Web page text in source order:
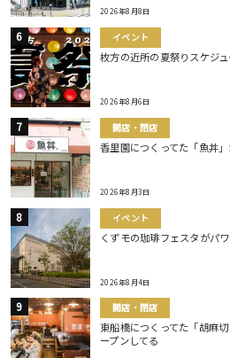
2026年8月8日
イベント
枚方の近所の夏祭りスケジ
2026年8月6日
開店・閉店
香里園につくってた「魚丼
2026年8月3日
イベント
くずモの珈琲フェスタがパ
2026年8月4日
開店・閉店
東船橋につくってた「胡麻
ープンしてる